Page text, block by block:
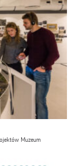
Muzeum